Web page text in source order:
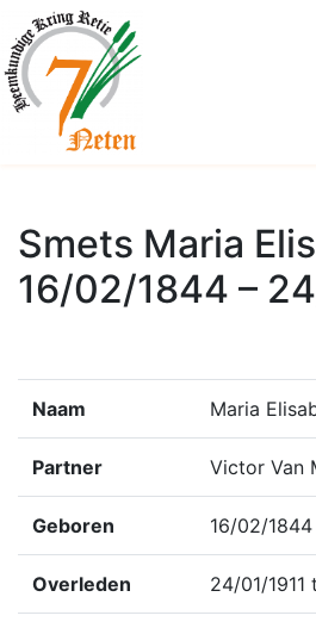
Smets Maria
16/02/1844 –
Naam Maria
Partner Victor Van
Geboren 16/02/
Overleden 24/01/1911